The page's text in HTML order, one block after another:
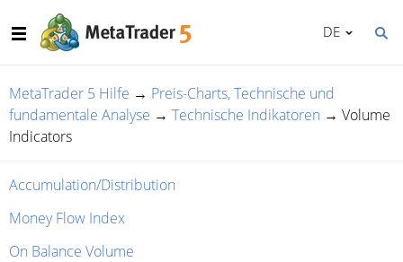
DE
MetaTrader 5 Hilfe → Preis-Charts, Technische und
fundamentale Analyse → Technische Indikatoren → Volume
Indicators
Accumulation/Distribution
Money Flow Index
On Balance Volume